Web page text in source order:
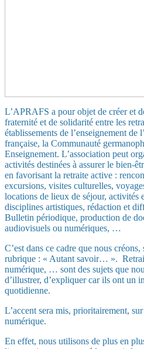
L’APRAFS a pour objet de créer et
fraternité et de solidarité entre les
établissements de l’enseignement de
française, la Communauté
Enseignement. L’association peut
activités destinées à assurer le bien-
en favorisant la retraite active :
excursions, visites culturelles,
locations de lieux de séjour, activités
disciplines artistiques, rédaction et
Bulletin périodique, production de
audiovisuels ou numériques, …
C’est dans ce cadre que nous
rubrique : « Autant savoir… ».
numérique, … sont des sujets que
d’illustrer, d’expliquer car ils ont un
quotidienne.
L’accent sera mis, prioritairement,
numérique.
En effet, nous utilisons de plus en